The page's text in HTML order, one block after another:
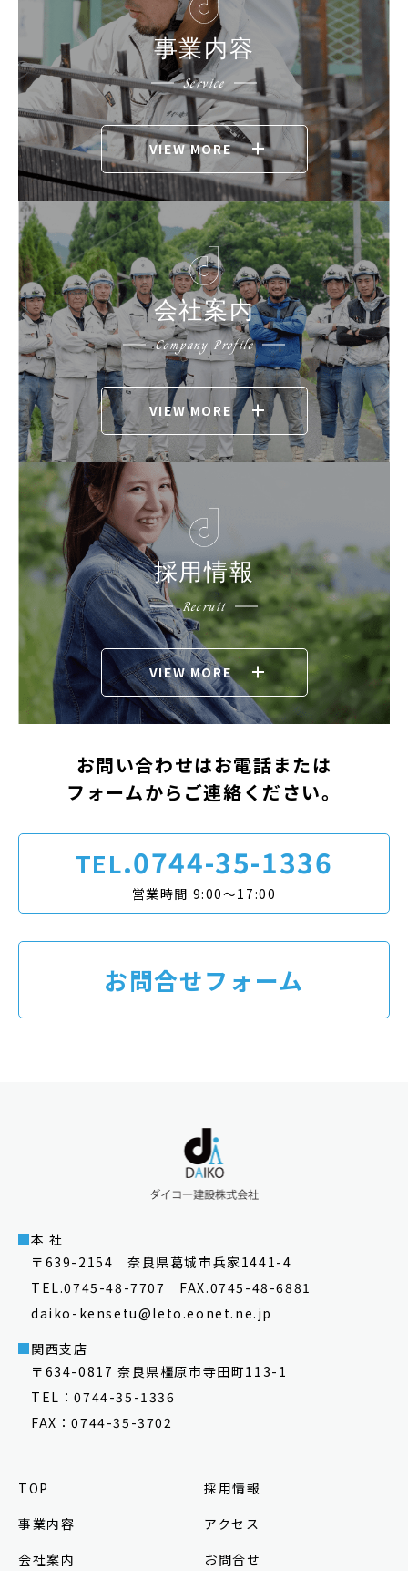
事業内容
Service
VIEW MORE
会社案内
Company Profile
VIEW MORE
採用情報
Recruit
VIEW MORE
お問い合わせはお電話または
フォームからご連絡ください。
TEL.0744-35-1336
営業時間 9:00〜17:00
お問合せフォーム
本 社
〒639-2154 奈良県葛城市兵家1441-4
TEL.0745-48-7707 FAX.0745-48-6881
daiko-kensetu@leto.eonet.ne.jp
関西支店
〒634-0817 奈良県橿原市寺田町113-1
TEL：0744-35-1336
FAX：0744-35-3702
TOP
事業内容
会社案内
採用情報
アクセス
お問合せ